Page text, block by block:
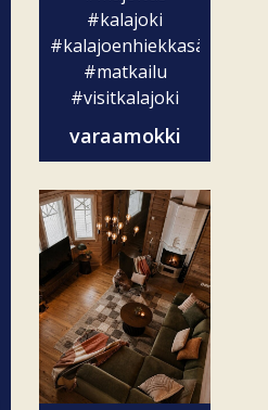
#kalajoki
#kalajoenhiekkasärkät
#matkailu
#visitkalajoki
varaamokki